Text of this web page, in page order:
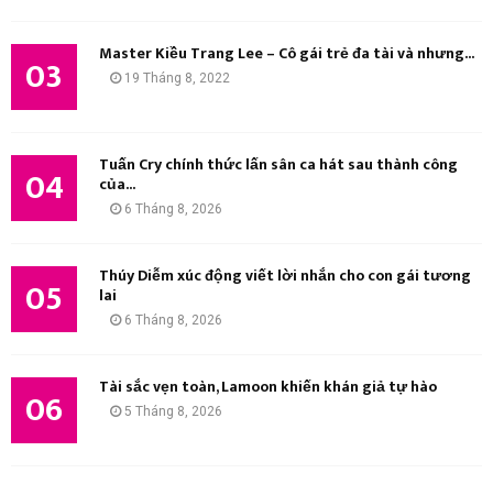
03 Master Kiều Trang Lee – Cô gái trẻ đa tài và nhưng...
19 Tháng 8, 2022
04 Tuấn Cry chính thức lấn sân ca hát sau thành công
của...
6 Tháng 8, 2026
05 Thúy Diễm xúc động viết lời nhắn cho con gái tương
lai
6 Tháng 8, 2026
06 Tài sắc vẹn toàn, Lamoon khiến khán giả tự hào
5 Tháng 8, 2026